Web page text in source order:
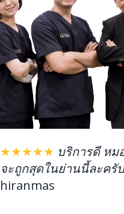
★★★★★ บริการดี หม
จะถูกสุดในย่านนี้ละครับ
hiranmas